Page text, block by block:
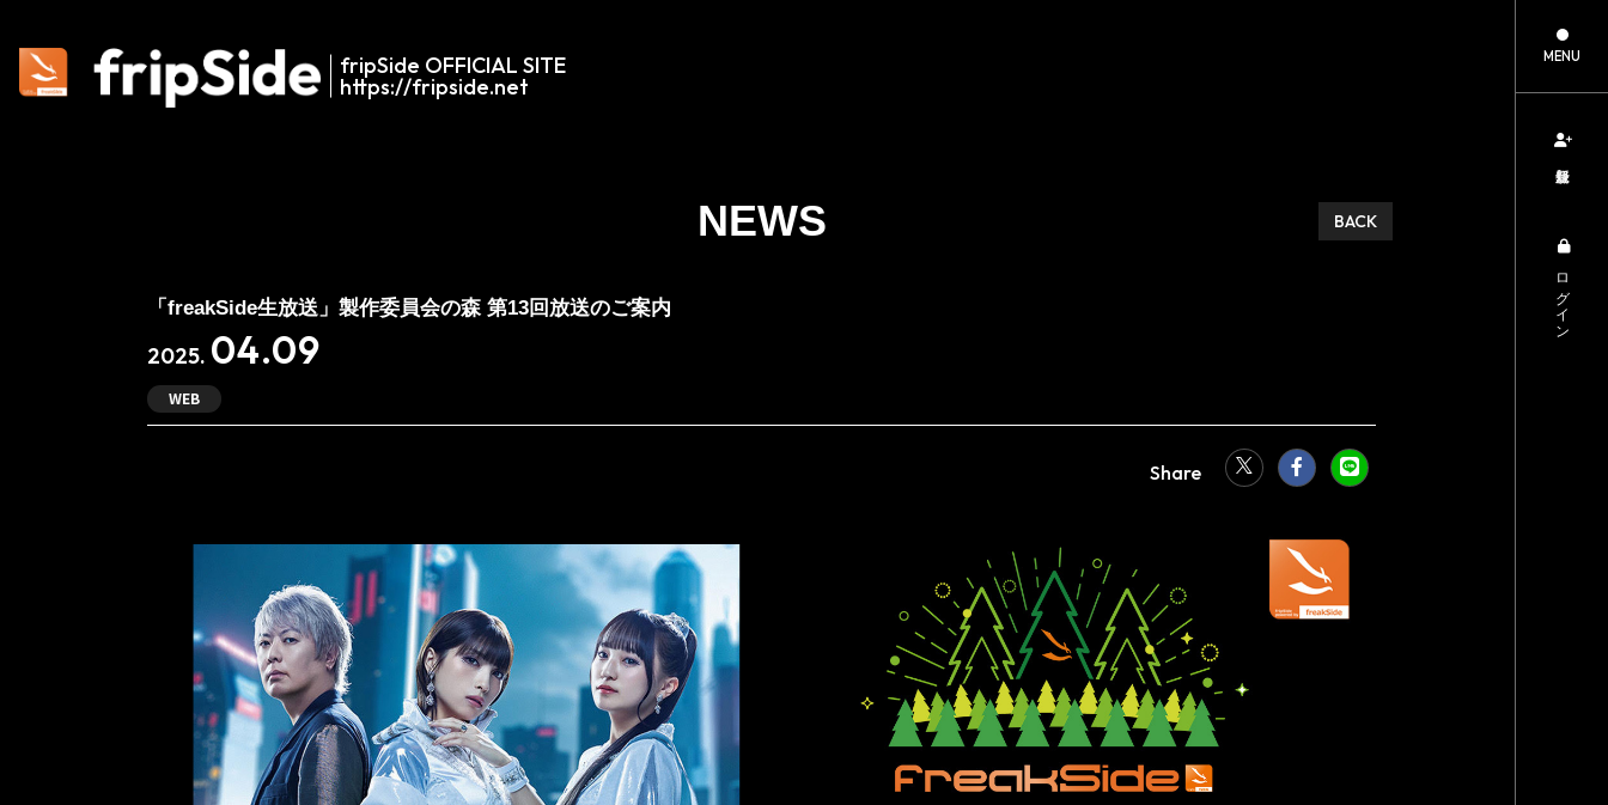
fripSide OFFICIAL SITE
https://fripside.net
ログイン
MENU
NEWS BACK
「freakSide生放送」製作委員会の森 第13回放送のご案内
2025. 04.09
WEB